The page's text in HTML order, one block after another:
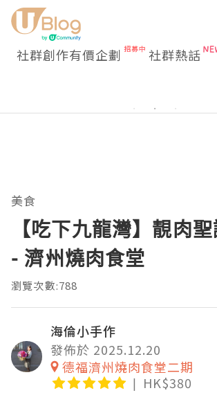
社群創作有價企劃 社群熱話
美食
【吃下九龍灣】靚肉
- 濟州燒肉食堂
瀏覽次數:788
海倫小手作
發佈於 2025.12.20
德福濟州燒肉食堂二期
HK$380